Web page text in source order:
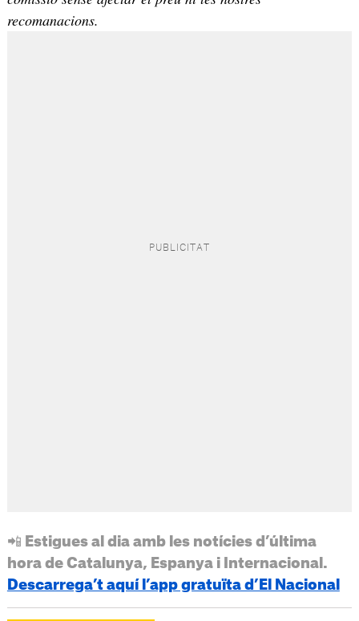
recomanacions.
📲 Estigues al dia amb les notícies d’última
hora de Catalunya, Espanya i Internacional.
Descarrega’t aquí l’app gratuïta d’El Nacional